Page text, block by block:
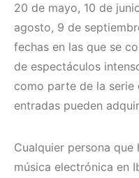
20 de mayo, 10 de
agosto, 9 de
fechas en las que se
de espectáculos
como parte de la serie
entradas pueden
Cualquier persona
música electrónica en